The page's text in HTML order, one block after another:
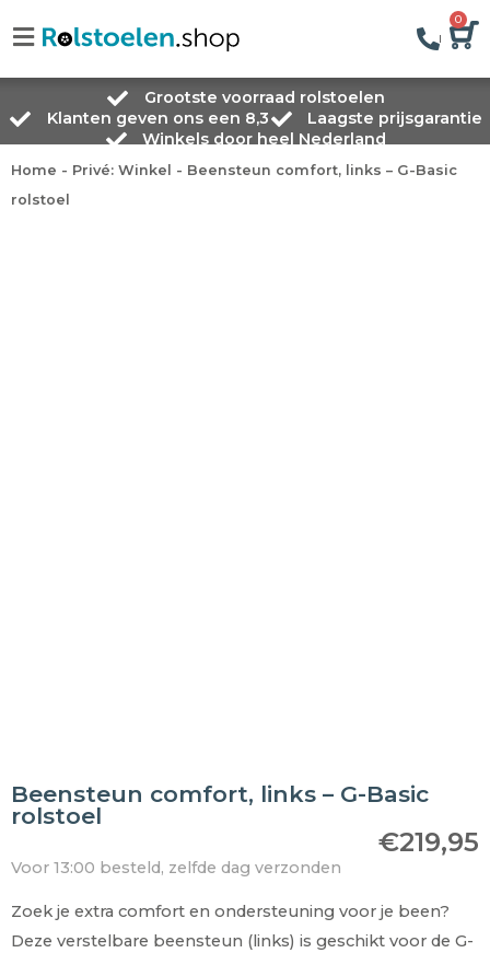
0
Grootste voorraad rolstoelen
Klanten geven ons een 8,3
Laagste prijsgarantie
Winkels door heel Nederland
Home - Privé: Winkel - Beensteun comfort, links – G-Basic
rolstoel
Beensteun comfort, links – G-Basic
rolstoel
€219,95
Voor 13:00 besteld, zelfde dag verzonden
Zoek je extra comfort en ondersteuning voor je been?
Deze verstelbare beensteun (links) is geschikt voor de G-